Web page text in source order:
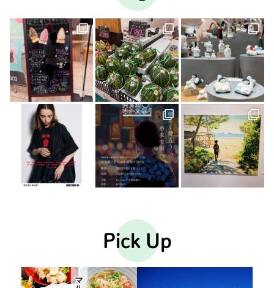
Pick Up